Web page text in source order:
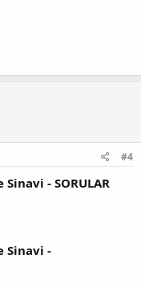
#4
- SORULAR
Sinavi -